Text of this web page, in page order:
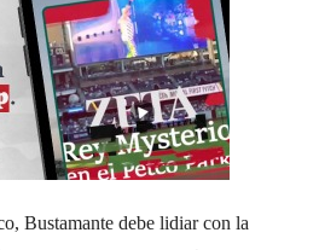
Bustamante debe lidiar con la